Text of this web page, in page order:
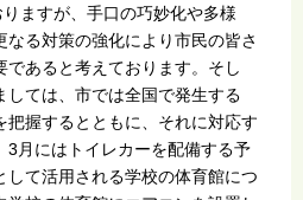
ますが、手口の巧妙化や多様
る対策の強化により市民の皆さ
であると考えております。そし
しては、市では全国で発生する
把握するとともに、それに対応す
3月にはトイレカーを配備する予
して活用される学校の体育館につ